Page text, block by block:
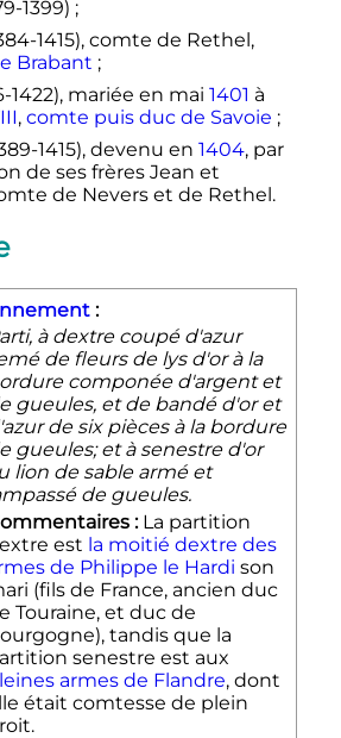
1399) ;
1415), comte de Rethel,
Brabant ;
1422), mariée en mai 1401 à
, comte puis duc de Savoie ;
1415), devenu en 1404, par
de ses frères Jean et
de Nevers et de Rethel.
:
à dextre coupé d'azur
de fleurs de lys d'or à la
componée d'argent et
gueules, et de bandé d'or et
de six pièces à la bordure
gueules; et à senestre d'or
lion de sable armé et
de gueules.
:La partition
est la moitié dextre des
de Philippe le Hardi son
(fils de France, ancien duc
Touraine, et duc de
tandis que la
senestre est aux
armes de Flandre, dont
était comtesse de plein